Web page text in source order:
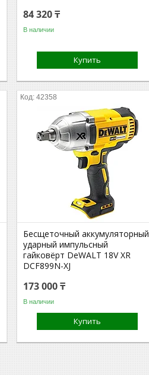
84 320 ₸
В наличии
Купить
42358
Бесщеточный аккумуляторный
ударный импульсный
гайковёрт DeWALT 18V XR
DCF899N-XJ
173 000 ₸
В наличии
Купить